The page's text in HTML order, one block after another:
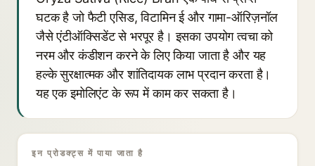
घटक है जो फैटी एसिड, विटामिन ई और गामा-ऑरिज़नॉल
जैसे एंटीऑक्सिडेंट से भरपूर है। इसका उपयोग त्वचा को
नरम और कंडीशन करने के लिए किया जाता है और यह
हल्के सुरक्षात्मक और शांतिदायक लाभ प्रदान करता है।
यह एक इमोलिएंट के रूप में काम कर सकता है।
इन प्रोडक्ट्स में पाया जाता है